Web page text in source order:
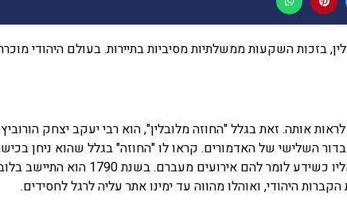
בזכות השקעות ממשלתיות מסיביות בתיירות. בעולם היהודי
אותה. זאת בגלל "החוזה מלובלין", הוא רבי יעקב יצחק
השלישי של האדמורים. קראו לו "החוזה" בגלל שהוא ניחן
רוחנית נדיר לחזות את העתיד, והדהים את הפונים אליו כשידע לומר להם
היהודי, ואוהלו מהווה עד ימינו אתר עליה לרגל לחסידים.